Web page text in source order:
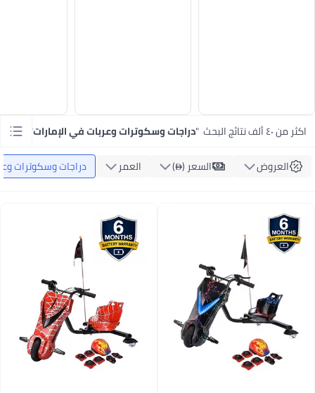
اكثر من ٤٠ ألف نتائج البحث "دراجات وسكوترات وعربات في الإمارات"
العروض
السعر () العمر دراجات وسكوترات